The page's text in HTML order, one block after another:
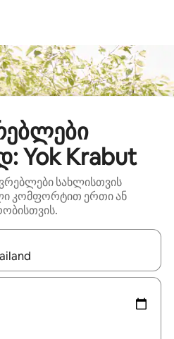
Yok Krabut
სახლისთვის
კომფორტით ერთი ან
გახდება,